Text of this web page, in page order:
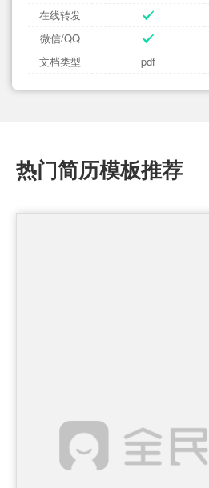
在线转发
微信/QQ
文档类型
pdf
热门简历模板推荐